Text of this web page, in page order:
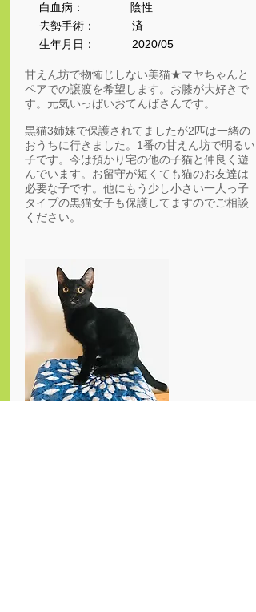
​白血病：
​去勢手術：
生年月日：
陰性
済
2020/05
甘えん坊で物怖じしない美猫★マヤちゃんと
ペアでの譲渡を希望します。お膝が大好きで
す。元気いっぱいおてんばさんです。
黒猫3姉妹で保護されてましたが2匹は一緒の
おうちに行きました。1番の甘えん坊で明るい
子です。今は預かり宅の他の子猫と仲良く遊
んでいます。お留守が短くても猫のお友達は
必要な子です。他にもう少し小さい一人っ子
タイプの黒猫女子も保護してますのでご相談
ください。